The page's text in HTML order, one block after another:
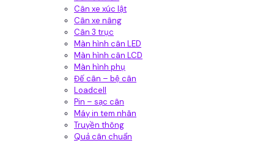
Cân xe xúc lật
Cân xe nâng
Cân 3 trục
Màn hình cân LED
Màn hình cân LCD
Màn hình phụ
Đế cân – bệ cân
Loadcell
Pin – sạc cân
Máy in tem nhãn
Truyền thông
Quả cân chuẩn